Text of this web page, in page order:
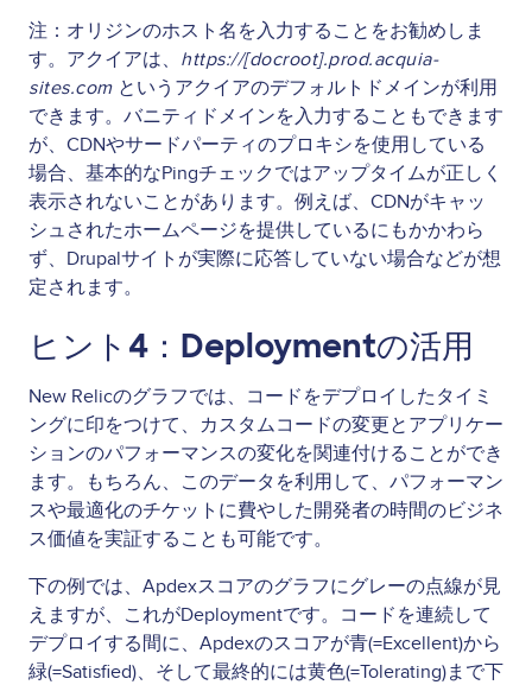
注：オリジンのホスト名を入力することをお勧めしま
す。アクイアは、 https://[docroot].prod.acquia-
sites.comというアクイアのデフォルトドメインが利用
できます。バニティドメインを入力することもできます
が、CDNやサードパーティのプロキシを使用している
場合、基本的なPingチェックではアップタイムが正しく
表示されないことがあります。例えば、CDNがキャッ
シュされたホームページを提供しているにもかかわら
ず、Drupalサイトが実際に応答していない場合などが想
定されます。
ヒント4：Deploymentの活用
New Relicのグラフでは、コードをデプロイしたタイミ
ングに印をつけて、カスタムコードの変更とアプリケー
ションのパフォーマンスの変化を関連付けることができ
ます。もちろん、このデータを利用して、パフォーマン
スや最適化のチケットに費やした開発者の時間のビジネ
ス価値を実証することも可能です。
下の例では、Apdexスコアのグラフにグレーの点線が見
えますが、これがDeploymentです。コードを連続して
デプロイする間に、Apdexのスコアが青(=Excellent)から
緑(=Satisfied)、そして最終的には黄色(=Tolerating)まで下